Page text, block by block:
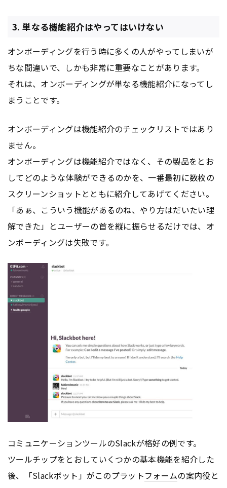
3. 単なる機能紹介はやってはいけない
オンボーディングを行う時に多くの人がやってしまいが
ちな間違いで、しかも非常に重要なことがあります。
それは、オンボーディングが単なる機能紹介になってし
まうことです。
オンボーディングは機能紹介のチェックリストではあり
ません。
オンボーディングは機能紹介ではなく、その製品をとお
してどのような体験ができるのかを、一番最初に数枚の
スクリーンショットとともに紹介してあげてください。
「あぁ、こういう機能があるのね、やり方はだいたい理
解できた」とユーザーの首を縦に振らせるだけでは、オ
ンボーディングは失敗です。
コミュニケーションツールのSlackが格好の例です。
ツールチップをとおしていくつかの基本機能を紹介した
後、「Slackボット」がこのプラットフォームの案内役と